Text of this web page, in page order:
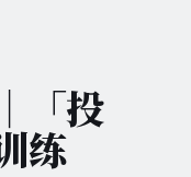
「投
练